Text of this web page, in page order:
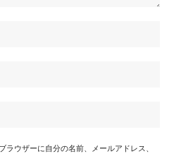
ラウザーに自分の名前、メールアドレス、